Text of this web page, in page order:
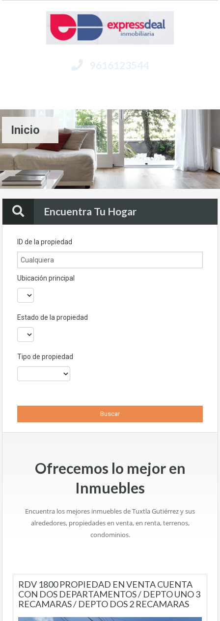
9616123544
Inicio
Encuentra Tu Hogar
ID de la propiedad
Ubicación principal
Estado de la propiedad
Tipo de propiedad
Ofrecemos lo mejor en
Inmuebles
Encuentra los mejores inmuebles de Tuxtla Gutiérrez y sus
alrededores, propiedades en venta, en renta, terrenos,
condominios.
RDV 1800 PROPIEDAD EN VENTA CUENTA
CON DOS DEPARTAMENTOS / DEPTO UNO 3
RECAMARAS / DEPTO DOS 2 RECAMARAS